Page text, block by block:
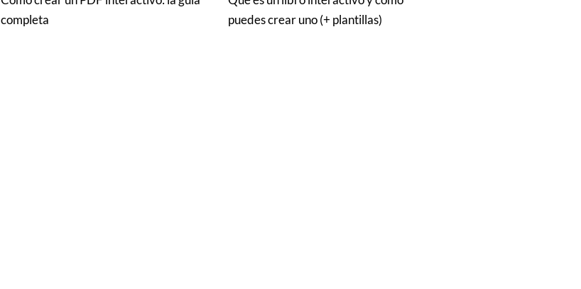
completa
puedes crear uno (+ plantillas)